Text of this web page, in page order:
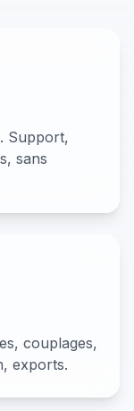
Support,
sans
couplages,
exports.